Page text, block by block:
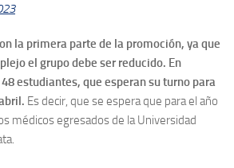
la primera parte de la promoción, ya que
el grupo debe ser reducido. En
estudiantes, que esperan su turno para
Es decir, que se espera que para el año
médicos egresados de la Universidad